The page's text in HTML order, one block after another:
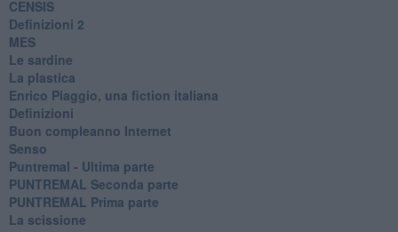
CENSIS
​Definizioni 2
MES
Le sardine
La plastica
​Enrico Piaggio, una fiction italiana
Definizioni
​Buon compleanno Internet
Senso
Puntremal - Ultima parte
PUNTREMAL Seconda parte
​PUNTREMAL Prima parte
La scissione